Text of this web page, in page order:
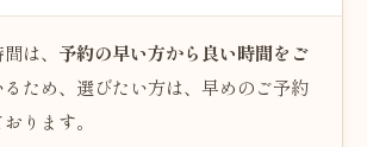
は、 予約の早い方から良い時間をご
ため、選びたい方は、早めのご予約
ります。